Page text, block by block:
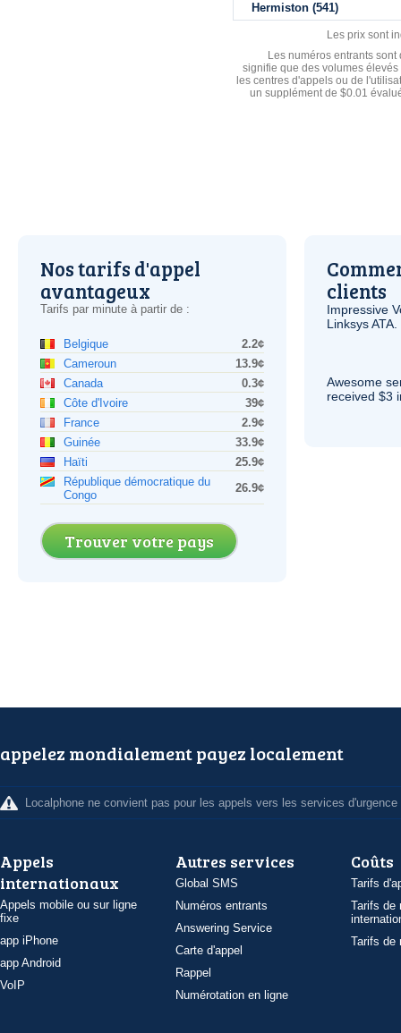
Hermiston (541)
Les prix sont
Les numéros entrants
signifie que des volumes
les centres d'appels ou de
un supplément de $0.01
Nos tarifs d'appel
avantageux
Tarifs par minute à partir de :
Belgique
2.2¢
Cameroun
13.9¢
Canada
0.3¢
Côte d'Ivoire
39¢
France
2.9¢
Guinée
33.9¢
Haïti
25.9¢
République démocratique du
Congo
26.9¢
Trouver votre pays
clients
Impressive
LinksysATA
Awesome
received $3
appelez mondialement payez localement
Localphone ne convient pas pour les appels vers les services d'urgence
Appels
internationaux
Appels mobile ou sur ligne
fixe
app iPhone
app Android
VoIP
Autres services
Global SMS
Numéros entrants
Answering Service
Carte d'appel
Rappel
Numérotation en ligne
Coûts
Tarifs
Tarifs de
Tarifs de